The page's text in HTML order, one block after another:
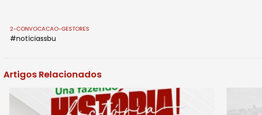
2-CONVOCACAO-GESTORES
#notíciassbu
Artigos Relacionados